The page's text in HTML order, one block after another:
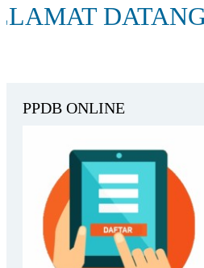
DATANG DI
PPDB ONLINE